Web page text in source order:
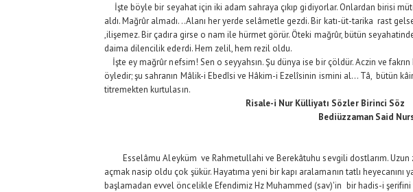
İşte böyle bir seyahat için iki adam sahraya çıkıp gidiyorlar. Onlardan birisi
aldı. Mağrûr almadı...Alanı her yerde selâmetle gezdi. Bir katı-üt-tarika rast
,ilişemez. Bir çadıra girse o nam ile hürmet görür. Öteki mağrûr, bütün
daima dilencilik ederdi. Hem zelil, hem rezil oldu.
İşte ey mağrûr nefsim! Sen o seyyahsın. Şu dünya ise bir çöldür. Aczin ve
öyledir; şu sahranın Mâlik-i Ebedîsi ve Hâkim-i Ezelîsinin ismini al... Tâ, bütün
titremekten kurtulasın.
Risale-i Nur Külliyatı Sözler Birinci Söz
Bediüzzaman Said
Esselâmu Aleyküm ve Rahmetullahi ve Berekâtuhu sevgili dostlarım. Uzun
açmak nasip oldu çok şükür. Hayatıma yeni bir kapı aralamanın tatlı
başlamadan evvel öncelikle Efendimiz Hz Muhammed (sav)'in bir hadis-i şerifini